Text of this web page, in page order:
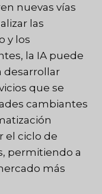
nuevas vías
las
y los
la IA puede
desarrollar
que se
cambiantes
el ciclo de
permitiendo a
más